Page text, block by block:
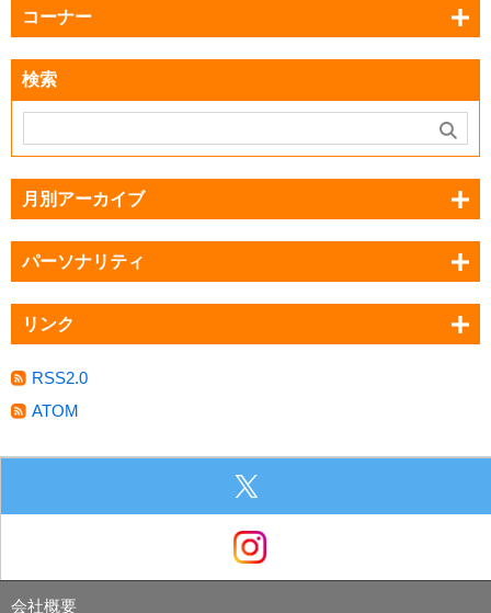
コーナー
検索
月別アーカイブ
パーソナリティ
リンク
RSS2.0
ATOM
会社概要